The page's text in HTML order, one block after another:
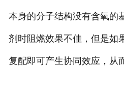
本身的分子结构没有含氧的
剂时阻燃效果不佳，但是如
复配即可产生协同效应，从